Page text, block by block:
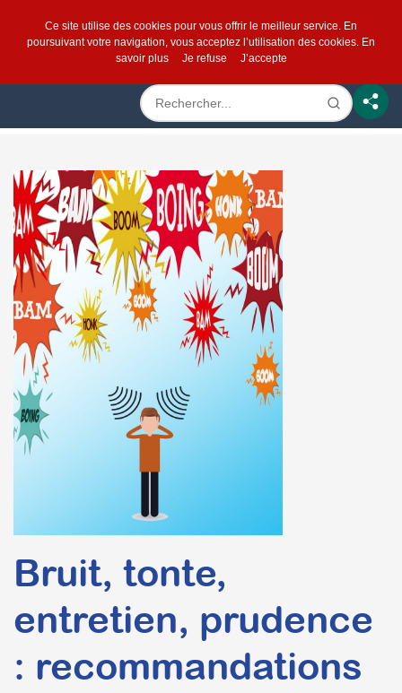
Bruit, tonte,
entretien, prudence
: recommandations
Ce site utilise des cookies pour vous offrir le meilleur service. En
poursuivant votre navigation, vous acceptez l’utilisation des cookies. En
savoir plus
Je refuse J’accepte